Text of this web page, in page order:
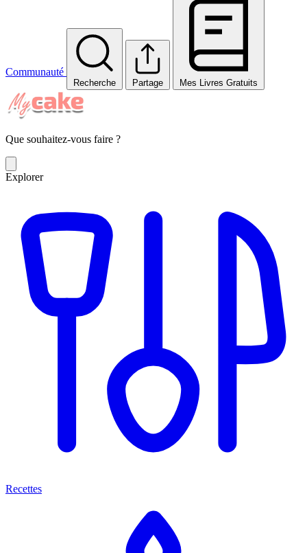
Communauté
Recherche Partage Mes Livres Gratuits
Que souhaitez-vous faire ?
Explorer
Recettes